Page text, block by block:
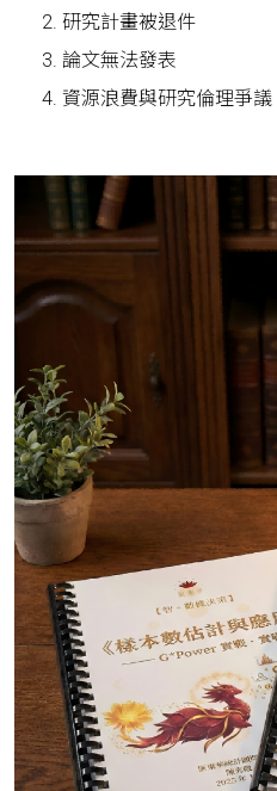
研究計畫被退件
論文無法發表
資源浪費與研究倫理爭議